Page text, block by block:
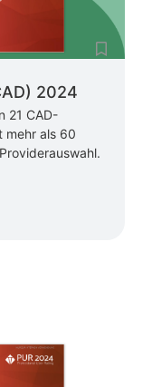
2024
21 CAD-
mehr als 60